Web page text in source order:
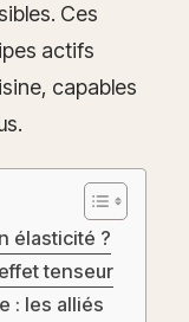
Ces
actifs
capables
élasticité ?
tenseur
: les alliés